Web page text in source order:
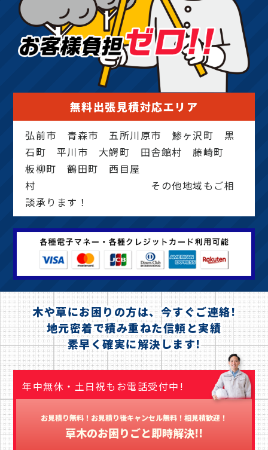
無料出張見積対応エリア
弘前市 青森市 五所川原市 鯵ヶ沢町 黒
石町 平川市 大鰐町 田舎館村 藤崎町
板柳町 鶴田町 西目屋
村 その他地域もご相
談承ります！
木や草にお困りの方は、今すぐご連絡!
地元密着で積み重ねた信頼と実績
素早く確実に解決します!
年中無休・土日祝もお電話受付中!
お見積り無料！お見積り後キャンセル無料！相見積歓迎！
草木のお困りごと即時解決!!